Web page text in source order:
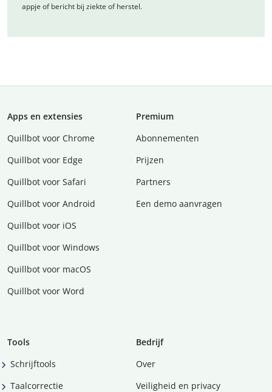
appje of bericht bij ziekte of herstel.
Apps en extensies
Quillbot voor Chrome
Quillbot voor Edge
Quillbot voor Safari
Quillbot voor Android
Quillbot voor iOS
Quillbot voor Windows
Quillbot voor macOS
Quillbot voor Word
Premium
Abonnementen
Prijzen
Partners
Een demo aanvragen
Tools
Schrijftools
Taalcorrectie
Bedrijf
Over
Veiligheid en privacy